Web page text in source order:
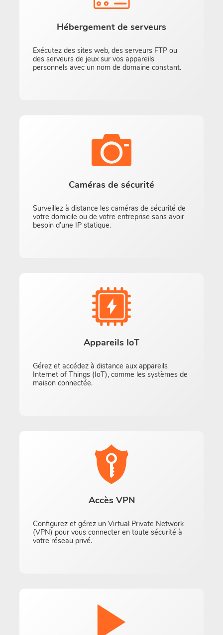
Hébergement de serveurs
Exécutez des sites web, des serveurs FTP ou
des serveurs de jeux sur vos appareils
personnels avec un nom de domaine constant.
Caméras de sécurité
Surveillez à distance les caméras de sécurité de
votre domicile ou de votre entreprise sans avoir
besoin d’une IP statique.
Appareils IoT
Gérez et accédez à distance aux appareils
Internet of Things (IoT), comme les systèmes de
maison connectée.
Accès VPN
Configurez et gérez un Virtual Private Network
(VPN) pour vous connecter en toute sécurité à
votre réseau privé.